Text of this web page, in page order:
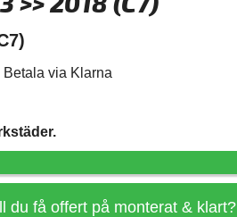
Betala via Klarna
du få offert på monterat & klart?